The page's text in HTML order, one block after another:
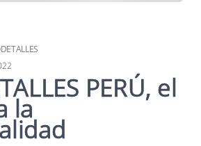
PERÚ, el
la